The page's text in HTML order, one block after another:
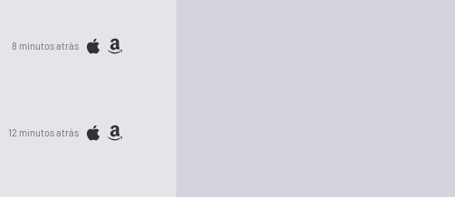
8 minutos atrás
12 minutos atrás